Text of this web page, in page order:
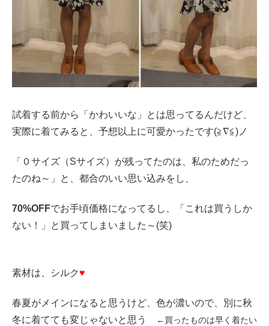
試着する前から「かわいいな」とは思ってるんだけど、
実際に着てみると、予想以上に可愛かったです(≧∇≦)ノ
「０サイズ（Sサイズ）が残ってたのは、私のためだっ
たのね～」と、都合のいい思い込みをし、
70%OFFでお手頃価格になってるし、「これは買うしか
ない！」と買ってしまいました～(笑)
素材は、シルク♥
春夏がメインになると思うけど、色が濃いので、別に秋
冬に着てても変じゃないと思う
←買ったものは早く着たい